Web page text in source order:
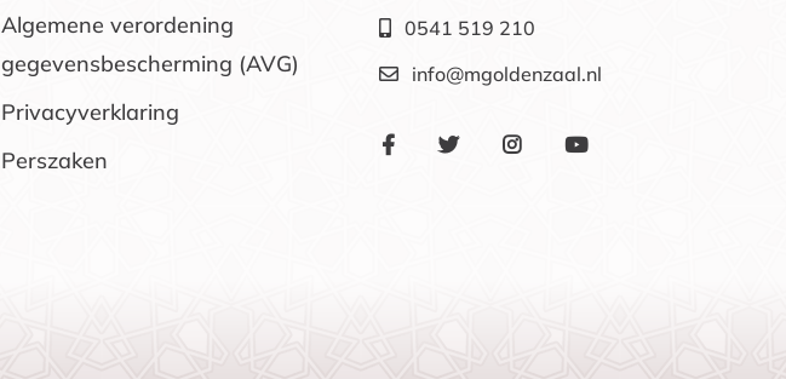
Algemene verordening
gegevensbescherming (AVG)
Privacyverklaring
Perszaken
0541 519 210
info@mgoldenzaal.nl